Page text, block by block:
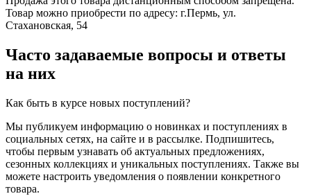
Товар можно приобрести по адресу: г.Пермь, ул.
Стахановская, 54
Часто задаваемые вопросы и ответы
на них
Как быть в курсе новых поступлений?
Мы публикуем информацию о новинках и поступлениях в
социальных сетях, на сайте и в рассылке. Подпишитесь,
чтобы первым узнавать об актуальных предложениях,
сезонных коллекциях и уникальных поступлениях. Также вы
можете настроить уведомления о появлении конкретного
товара.